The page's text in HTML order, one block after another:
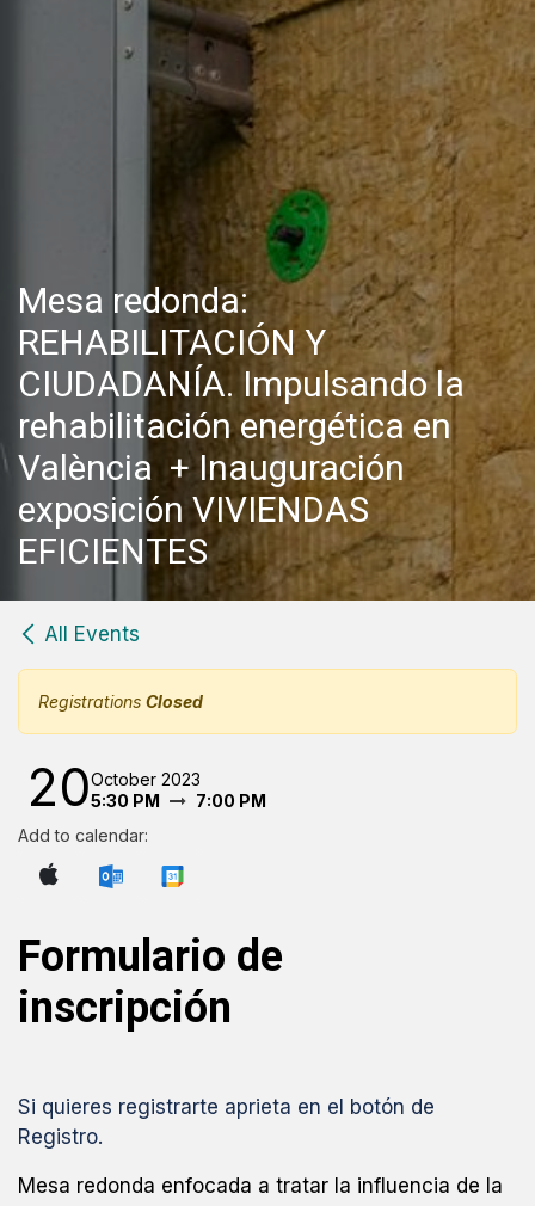
Mesa redonda:
REHABILITACIÓN Y
CIUDADANÍA. Impulsando la
rehabilitación energética en
València + Inauguración
exposición VIVIENDAS
EFICIENTES
All Events
Registrations Closed
20October 2023
5:30 PM
7:00 PM
Add to calendar:
Formulario de
inscripción
Si quieres registrarte aprieta en el botón de
Registro.
Mesa redonda enfocada a tratar la influencia de la